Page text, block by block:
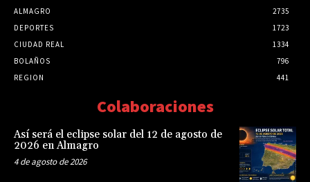
ALMAGRO
2735
DEPORTES
1723
CIUDAD REAL
1334
BOLAÑOS
796
REGION
441
Colaboraciones
Así será el eclipse solar del 12 de agosto de
2026 en Almagro
4 de agosto de 2026